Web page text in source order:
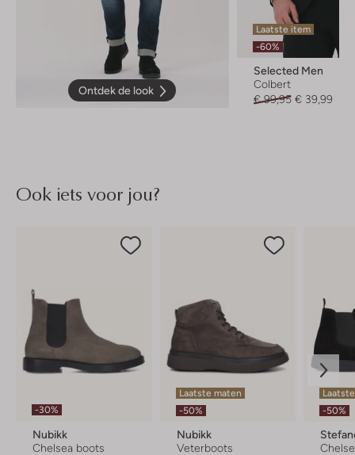
Ontdek de look
Laatste item
-60%
Selected Men
Colbert
€ 99,95 € 39,99
Ook iets voor jou?
-30%
Nubikk
Chelsea boots
Laatste maten
-50%
Nubikk
Veterboots
-50%